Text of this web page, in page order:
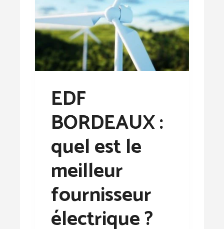
EDF
BORDEAUX :
quel est le
meilleur
fournisseur
électrique ?